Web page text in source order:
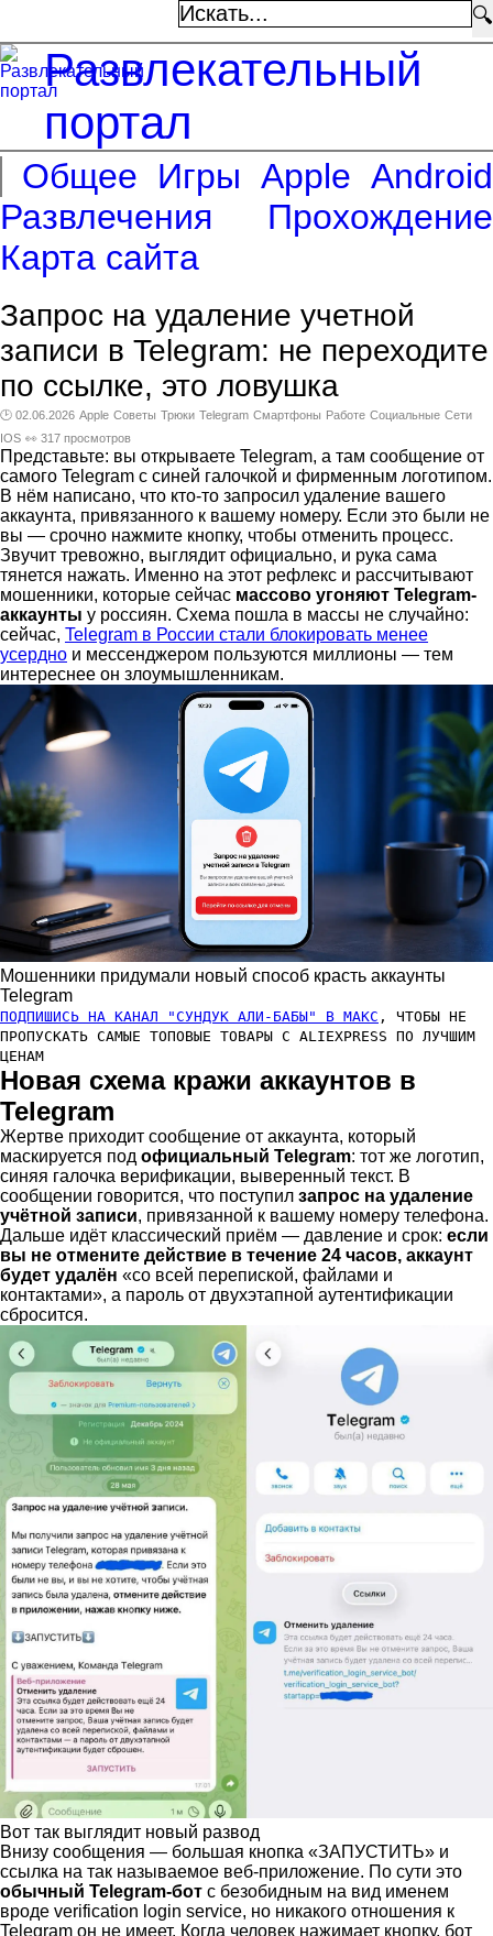
🔍
Развлекательный
портал
Общее Игры Apple Android
Развлечения
Прохождение
Карта сайта
Запрос на удаление учетной
записи в Telegram: не переходите
по ссылке, это ловушка
🕑 02.06.2026 Apple Советы Трюки Telegram Смартфоны Работе Социальные Сети
IOS 👀 317 просмотров
Представьте: вы открываете Telegram, а там сообщение от
самого Telegram с синей галочкой и фирменным логотипом.
В нём написано, что кто-то запросил удаление вашего
аккаунта, привязанного к вашему номеру. Если это были не
вы — срочно нажмите кнопку, чтобы отменить процесс.
Звучит тревожно, выглядит официально, и рука сама
тянется нажать. Именно на этот рефлекс и рассчитывают
мошенники, которые сейчас массово угоняют Telegram-
аккаунты у россиян. Схема пошла в массы не случайно:
сейчас, Telegram в России стали блокировать менее
усердно и мессенджером пользуются миллионы — тем
интереснее он злоумышленникам.
Мошенники придумали новый способ красть аккаунты
Telegram
ПОДПИШИСЬ НА КАНАЛ "СУНДУК АЛИ-БАБЫ" В МАКС , ЧТОБЫ НЕ
ПРОПУСКАТЬ САМЫЕ ТОПОВЫЕ ТОВАРЫ С ALIEXPRESS ПО ЛУЧШИМ
ЦЕНАМ
Новая схема кражи аккаунтов в
Telegram
Жертве приходит сообщение от аккаунта, который
маскируется под официальный Telegram: тот же логотип,
синяя галочка верификации, выверенный текст. В
сообщении говорится, что поступил запрос на удаление
учётной записи, привязанной к вашему номеру телефона.
Дальше идёт классический приём — давление и срок: если
вы не отмените действие в течение 24 часов, аккаунт
будет удалён «со всей перепиской, файлами и
контактами», а пароль от двухэтапной аутентификации
сбросится.
Вот так выглядит новый развод
Внизу сообщения — большая кнопка «ЗАПУСТИТЬ» и
ссылка на так называемое веб-приложение. По сути это
обычный Telegram-бот с безобидным на вид именем
вроде verification login service, но никакого отношения к
Telegram он не имеет. Когда человек нажимает кнопку, бот